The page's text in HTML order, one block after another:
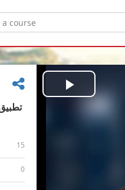
15
0
Play
Video